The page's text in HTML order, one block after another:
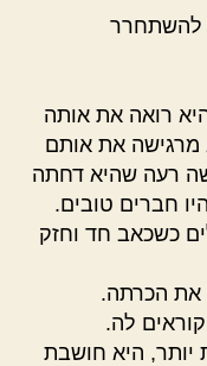
להשתחרר
רואה את אותה
מרגישה את אותם
רעה שהיא דחתה
חברים טובים.
כשכאב חד וחזק
את הכרתה.
לה.
יותר, היא חושבת